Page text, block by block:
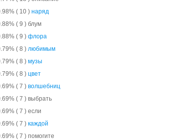
( 10 )наряд
( 9 ) блум
( 9 )флора
( 8 )любимым
( 8 )музы
( 8 )цвет
( 7 )волшебниц
( 7 ) выбрать
( 7 ) если
( 7 )каждой
( 7 ) помогите